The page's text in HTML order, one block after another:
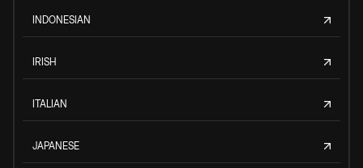
INDONESIAN
IRISH
ITALIAN
JAPANESE